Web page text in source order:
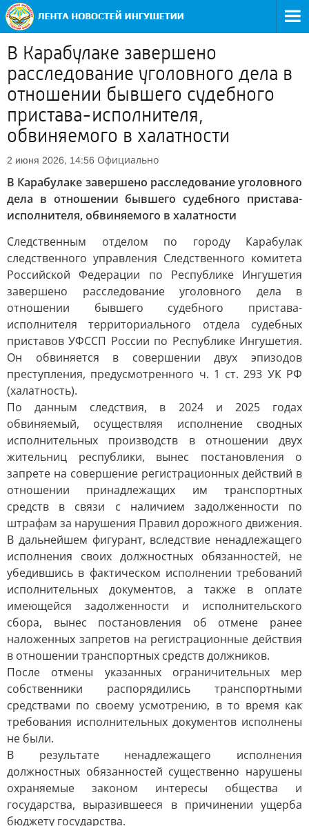
В Карабулаке завершено
расследование уголовного дела в
отношении бывшего судебного
пристава-исполнителя,
обвиняемого в халатности
2 июня 2026, 14:56 Официально
В Карабулаке завершено расследование уголовного
дела в отношении бывшего судебного пристава-
исполнителя, обвиняемого в халатности
Следственным отделом по городу Карабулак
следственного управления Следственного комитета
Российской Федерации по Республике Ингушетия
завершено расследование уголовного дела в
отношении бывшего судебного пристава-
исполнителя территориального отдела судебных
приставов УФССП России по Республике Ингушетия.
Он обвиняется в совершении двух эпизодов
преступления, предусмотренного ч. 1 ст. 293 УК РФ
(халатность).
По данным следствия, в 2024 и 2025 годах
обвиняемый, осуществляя исполнение сводных
исполнительных производств в отношении двух
жительниц республики, вынес постановления о
запрете на совершение регистрационных действий в
отношении принадлежащих им транспортных
средств в связи с наличием задолженности по
штрафам за нарушения Правил дорожного движения.
В дальнейшем фигурант, вследствие ненадлежащего
исполнения своих должностных обязанностей, не
убедившись в фактическом исполнении требований
исполнительных документов, а также в оплате
имеющейся задолженности и исполнительского
сбора, вынес постановления об отмене ранее
наложенных запретов на регистрационные действия
в отношении транспортных средств должников.
После отмены указанных ограничительных мер
собственники распорядились транспортными
средствами по своему усмотрению, в то время как
требования исполнительных документов исполнены
не были.
В результате ненадлежащего исполнения
должностных обязанностей существенно нарушены
охраняемые законом интересы общества и
государства, выразившееся в причинении ущерба
бюджету государства.